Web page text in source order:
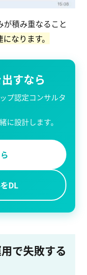
が積み重なること
なります。
すなら
プ認定コンサルタ
に設計します。
DL
で失敗する